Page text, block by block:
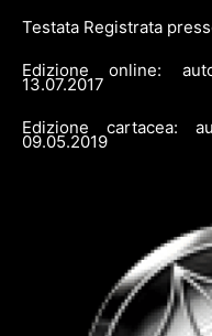
Testata Registrata
Edizione online:
13.07.2017
Edizione cartacea:
09.05.2019